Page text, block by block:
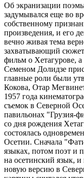
Об экранизации
задумывался еще во
собственному
произведения, и его
вечно живая тема
захватывающий
фильм о Хетагурове,
Семеном Долидзе
главные роли были
Кокова, Отар
1957 года
съемок в Северной
павильонах "Грузия-
со дня рождения
состоялась
Осетии. Сначала
языках, потом поэт и
на осетинский язык, и
новую версию в